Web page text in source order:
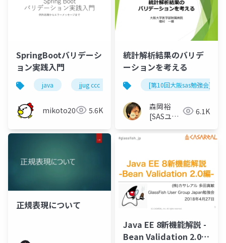
SpringBootバリデーシ
ョン実践入門
java jjug ccc spring boot
mikoto2000 5.6K
統計解析結果のバリデ
ーションを考える
[第10回大阪sas勉強会]
森岡裕
[SASユー
6.1K
正規表現について
Java EE 8新機能解説 -
Bean Validation 2.0